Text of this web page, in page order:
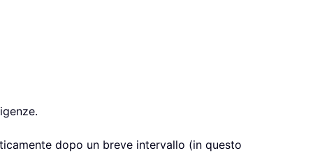
dopo un breve intervallo (in questo